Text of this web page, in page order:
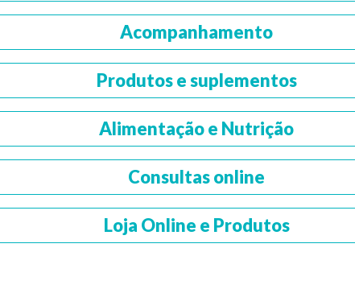
Acompanhamento
Produtos e suplementos
Alimentação e Nutrição
Consultas online
Loja Online e Produtos